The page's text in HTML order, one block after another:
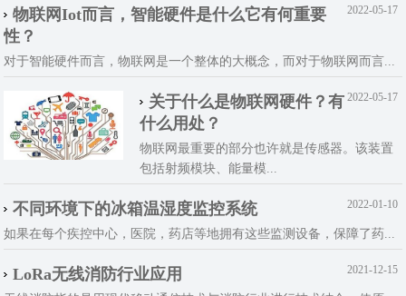
2022-05-17
物联网Iot而言，智能硬件是什么它有何重要
性？
对于智能硬件而言，物联网是一个整体的大概念，而对于物联网而言...
2022-05-17
关于什么是物联网硬件？有
什么用处？
物联网最重要的部分也许就是传感器。该装置
包括射频模块、能量模...
2022-01-10
不同环境下的冰箱温湿度监控系统
如果在每个疾控中心，医院，药店等地拥有这些监测设备，保障了药...
2021-12-15
LoRa无线消防行业应用